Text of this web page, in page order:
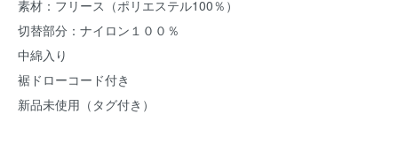
素材：フリース（ポリエステル100％）
切替部分：ナイロン１００％
中綿入り
裾ドローコード付き
新品未使用（タグ付き）